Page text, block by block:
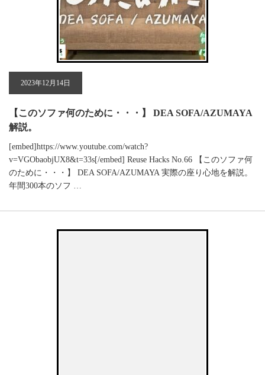
2023年12月14日
【このソファ何のために・・・】 DEA SOFA/AZUMAYA
解説。
[embed]https://www.youtube.com/watch?
v=VGObaobjUX8&t=33s[/embed] Reuse Hacks No.66 【このソファ何
のために・・・】 DEA SOFA/AZUMAYA 実際の座り心地を解説。
年間300本のソフ …